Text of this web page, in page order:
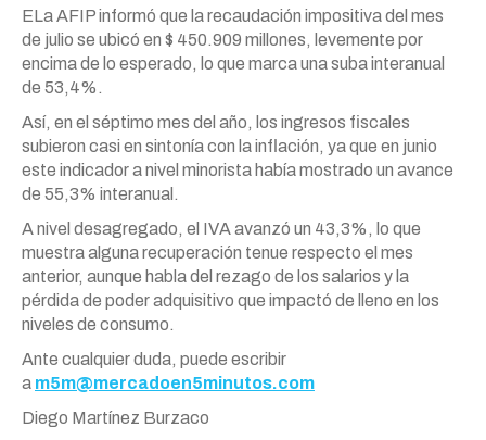
ELa AFIP informó que la recaudación impositiva del mes
de julio se ubicó en $ 450.909 millones, levemente por
encima de lo esperado, lo que marca una suba interanual
de 53,4%.
Así, en el séptimo mes del año, los ingresos fiscales
subieron casi en sintonía con la inflación, ya que en junio
este indicador a nivel minorista había mostrado un avance
de 55,3% interanual.
A nivel desagregado, el IVA avanzó un 43,3%, lo que
muestra alguna recuperación tenue respecto el mes
anterior, aunque habla del rezago de los salarios y la
pérdida de poder adquisitivo que impactó de lleno en los
niveles de consumo.
Ante cualquier duda, puede escribir
a m5m@mercadoen5minutos.com
Diego Martínez Burzaco